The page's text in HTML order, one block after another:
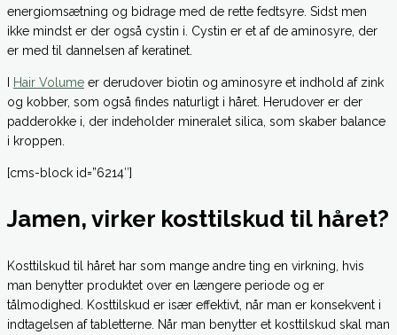
energiomsætning og bidrage med de rette fedtsyre. Sidst men
ikke mindst er der også cystin i. Cystin er et af de aminosyre, der
er med til dannelsen af keratinet.
Hair Volume er derudover biotin og aminosyre et indhold af zink
og kobber, som også findes naturligt i håret. Herudover er der
padderokke i, der indeholder mineralet silica, som skaber balance
i kroppen.
[cms-block id=”6214″]
Jamen, virker kosttilskud til håret?
Kosttilskud til håret har som mange andre ting en virkning, hvis
man benytter produktet over en længere periode og er
tålmodighed. Kosttilskud er især effektivt, når man er konsekvent i
indtagelsen af tabletterne. Når man benytter et kosttilskud skal man